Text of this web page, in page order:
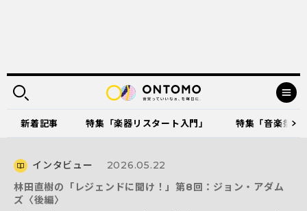
新着記事 特集「楽器リスタート入門」 特集「音楽祭
インタビュー
2026.05.22
林田直樹の「レジェンドに聞け！」第8回：ジョン・アダム
ズ〈後編〉